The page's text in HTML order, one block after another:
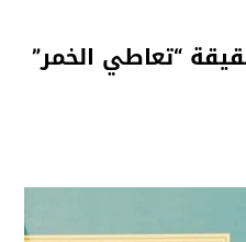
“تعاطي الخمر”